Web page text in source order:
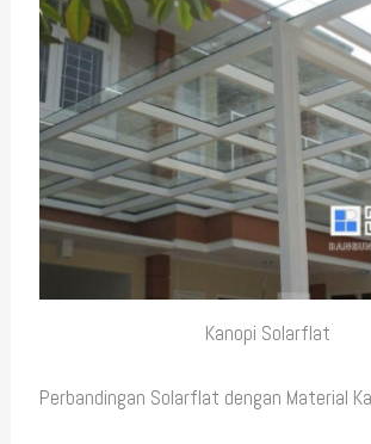
Kanopi Solarflat
Perbandingan Solarflat dengan Material